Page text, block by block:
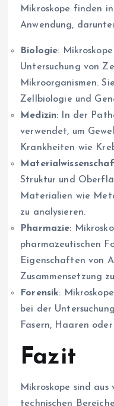
Mikroskope finden
Anwendung,
Biologie:
Untersuchung von
Mikroorganismen.
Zellbiologie und
Medizin: In der
verwendet, um
Krankheiten wie
Struktur und
Materialien wie
zu analysieren.
Pharmazie:
pharmazeutischen
Eigenschaften von
Zusammensetzung
Forensik:
bei der
Fasern, Haaren oder
Fazit
Mikroskope sind aus
technischen